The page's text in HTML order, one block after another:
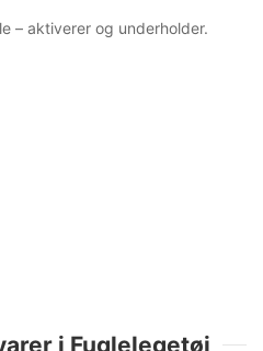
– aktiverer og underholder.
i Fuglelegetøj